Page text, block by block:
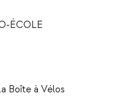
ÉCOLE
Boîte à Vélos